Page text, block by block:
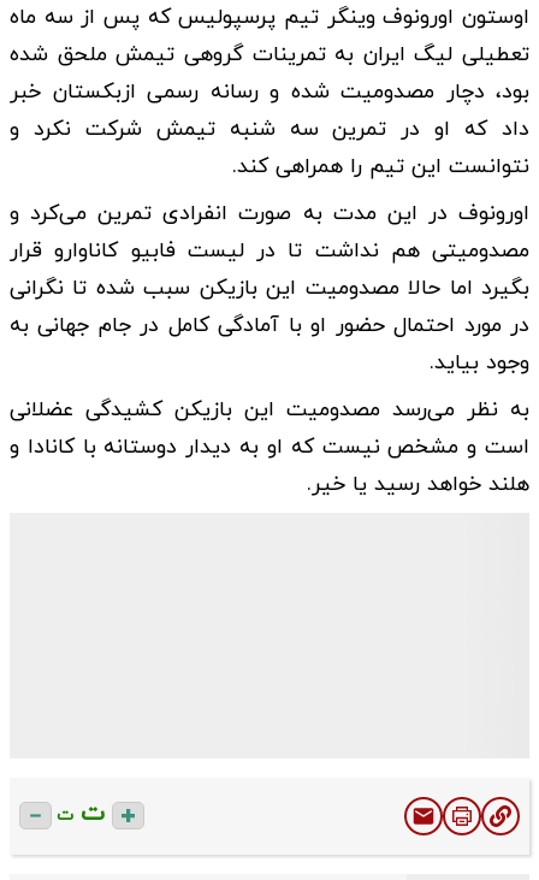
اوستون اورونوف وینگر تیم پرسپولیس که پس از سه ماه
تعطیلی لیگ ایران به تمرینات گروهی تیمش ملحق شده
بود، دچار مصدومیت شده و رسانه رسمی ازبکستان خبر
داد که او در تمرین سه شنبه تیمش شرکت نکرد و
نتوانست این تیم را همراهی کند.
اورونوف در این مدت به صورت انفرادی تمرین می‌کرد و
مصدومیتی هم نداشت تا در لیست فابیو کاناوارو قرار
بگیرد اما حالا مصدومیت این بازیکن سبب شده تا نگرانی
در مورد احتمال حضور او با آمادگی کامل در جام جهانی به
وجود بیاید.
به نظر می‌رسد مصدومیت این بازیکن کشیدگی عضلانی
است و مشخص نیست که او به دیدار دوستانه با کانادا و
هلند خواهد رسید یا خیر.
ت ت